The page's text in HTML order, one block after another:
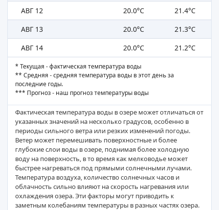
АВГ 12
20.0°C
21.4°C
АВГ 13
20.0°C
21.3°C
АВГ 14
20.0°C 21.2°C
* Текущая - фактическая температура воды
** Средняя - средняя температура воды в этот день за
последние годы.
*** Прогноз - наш прогноз температуры воды
Фактическая температура воды в озере может отличаться от
указанных значений на несколько градусов, особенно в
периоды сильного ветра или резких изменений погоды.
Ветер может перемешивать поверхностные и более
глубокие слои воды в озере, поднимая более холодную
воду на поверхность, в то время как мелководье может
быстрее нагреваться под прямыми солнечными лучами.
Температура воздуха, количество солнечных часов и
облачность сильно влияют на скорость нагревания или
охлаждения озера. Эти факторы могут приводить к
заметным колебаниям температуры в разных частях озера.